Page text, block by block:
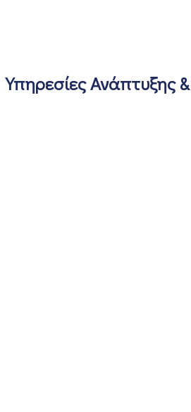
Υπηρεσίες Ανάπτυξης